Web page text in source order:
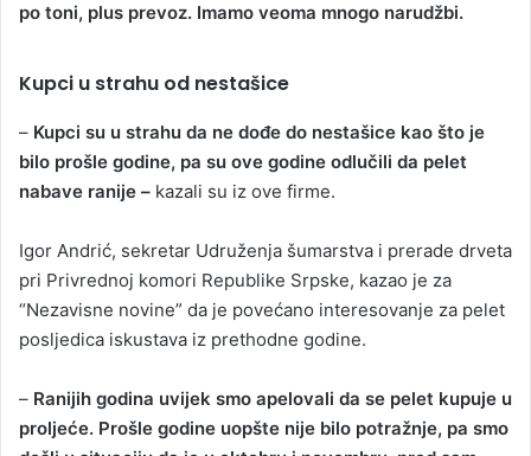
po toni, plus prevoz. Imamo veoma mnogo narudžbi.
Kupci u strahu od nestašice
– Kupci su u strahu da ne dođe do nestašice kao što je
bilo prošle godine, pa su ove godine odlučili da pelet
nabave ranije – kazali su iz ove firme.
Igor Andrić, sekretar Udruženja šumarstva i prerade drveta
pri Privrednoj komori Republike Srpske, kazao je za
“Nezavisne novine” da je povećano interesovanje za pelet
posljedica iskustava iz prethodne godine.
– Ranijih godina uvijek smo apelovali da se pelet kupuje u
proljeće. Prošle godine uopšte nije bilo potražnje, pa smo